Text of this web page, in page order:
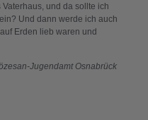
und da sollte ich
Und dann werde ich auch
Erden lieb waren und
Jugendamt Osnabrück